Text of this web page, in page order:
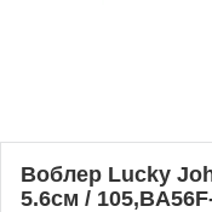
Воблер Lucky
5.6см /